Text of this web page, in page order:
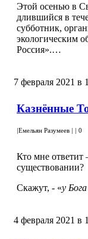
Этой осенью в
длившийся в
субботник,
экологическим
Россия».…
7 февраля 2021 в
Казнённые
|Емельян Разумеев | | 0
Кто мне
существовании?
Скажут, - «у
4 февраля 2021 в